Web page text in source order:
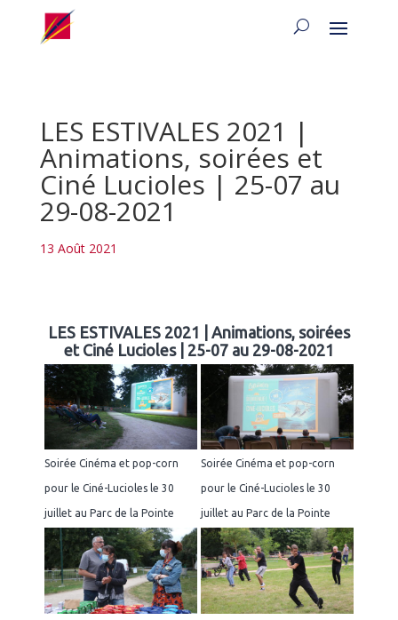
LES ESTIVALES 2021 |
Animations, soirées et
Ciné Lucioles | 25-07 au
29-08-2021
13 Août 2021
LES ESTIVALES 2021 | Animations, soirées
et Ciné Lucioles | 25-07 au 29-08-2021
Soirée Cinéma et pop-corn
pour le Ciné-Lucioles le 30
juillet au Parc de la Pointe
Soirée Cinéma et pop-corn
pour le Ciné-Lucioles le 30
juillet au Parc de la Pointe